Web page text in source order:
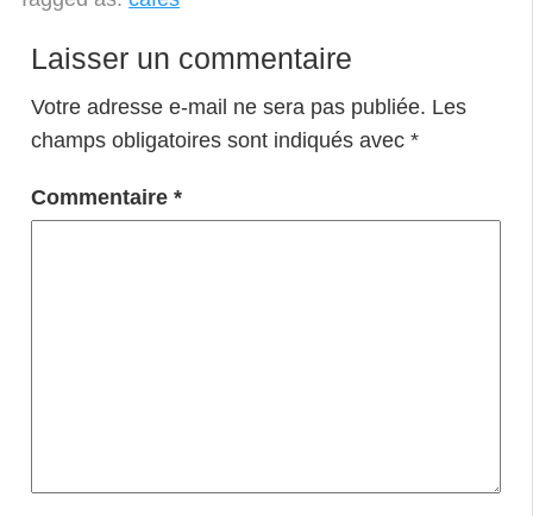
Laisser un commentaire
Votre adresse e-mail ne sera pas publiée. Les
champs obligatoires sont indiqués avec *
Commentaire *